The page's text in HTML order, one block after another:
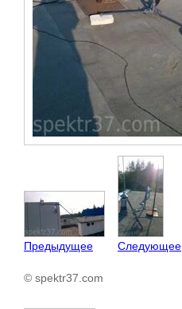
Предыдущее Следующее
© spektr37.com